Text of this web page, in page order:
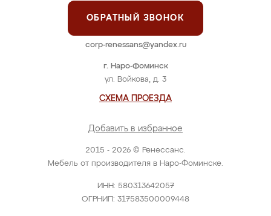
2015 - 2026 © Ренессанс.
Мебель от производителя в Наро-Фоминске.
ИНН: 580313642057
ОГРНИП: 317583500009448
г. Наро-Фоминск
ул. Войкова, д. 3
СХЕМА ПРОЕЗДА
Добавить в избранное
ОБРАТНЫЙ ЗВОНОК
corp-renessans@yandex.ru